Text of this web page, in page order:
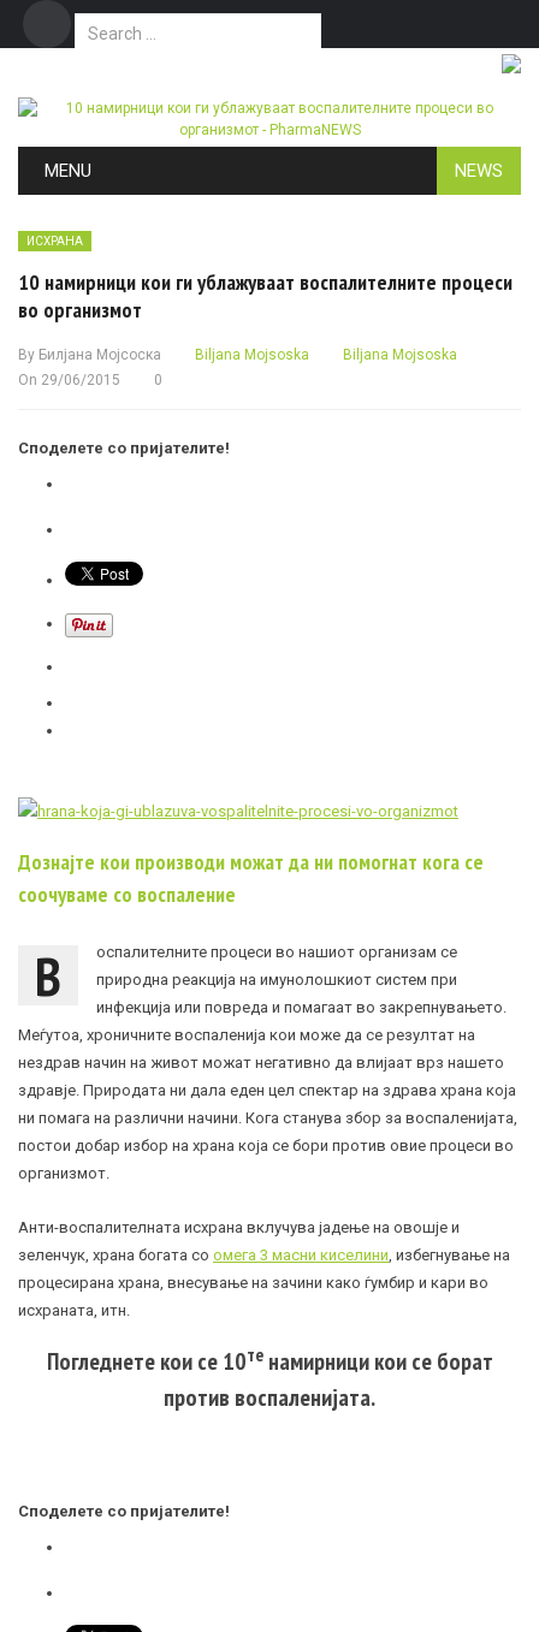
Search for:
MENU NEWS
ИСХРАНА
10 намирници кои ги ублажуваат воспалителните процеси
во организмот
By Билјана Мојсоска Biljana Mojsoska
Biljana Mojsoska
On 29/06/2015 0
Споделете со пријателите!
Дознајте кои производи можат да ни помогнат кога се
соочуваме со воспаление
В
оспалителните процеси во нашиот организам се
природна реакција на имунолошкиот систем при
инфекција или повреда и помагаат во закрепнувањето.
Меѓутоа, хроничните воспаленија кои може да се резултат на
нездрав начин на живот можат негативно да влијаат врз нашето
здравје. Природата ни дала еден цел спектар на здрава храна која
ни помага на различни начини. Кога станува збор за воспаленијата,
постои добар избор на храна која се бори против овие процеси во
организмот.
Анти-воспалителната исхрана вклучува јадење на овошје и
зеленчук, храна богата со омега 3 масни киселини, избегнување на
процесирана храна, внесување на зачини како ѓумбир и кари во
исхраната, итн.
Погледнете кои се 10тенамирници кои се борат
против воспаленијата.
Споделете со пријателите!